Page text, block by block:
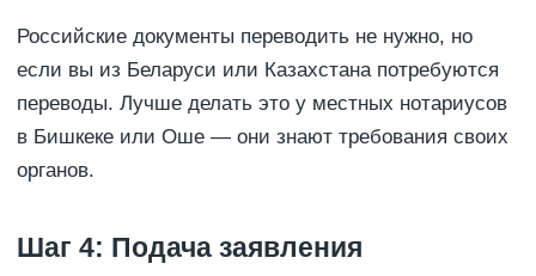
Российские документы переводить не нужно, но
если вы из Беларуси или Казахстана потребуются
переводы. Лучше делать это у местных нотариусов
в Бишкеке или Оше — они знают требования своих
органов.
Шаг 4: Подача заявления